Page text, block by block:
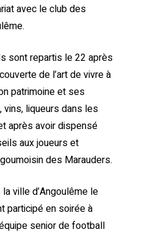
avec le club des
sont repartis le 22 après
de l’art de vivre à
patrimoine et ses
vins, liqueurs dans les
après avoir dispensé
aux joueurs et
des Marauders.
ville d’Angoulême le
participé en soirée à
senior de football